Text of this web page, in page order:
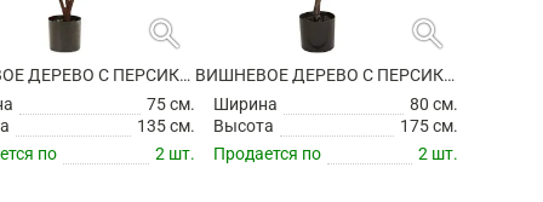
search
ВИШНЕВОЕ ДЕРЕВО С ПЕРСИКОВЫМИ ЦВЕТАМИ ИСКУССТВЕННОЕ
75 см.
135 см.
по
2 шт.
search
ВИШНЕВОЕ ДЕРЕВО С ПЕРСИКОВЫМИ ЦВЕТАМИ ИСКУССТВЕННОЕ
Ширина
80 см.
Высота
175 см.
Продается по
2 шт.